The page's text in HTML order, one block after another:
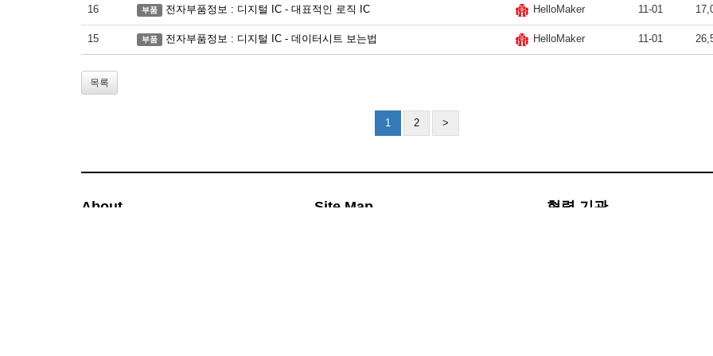
16 부품 전자부품정보 : 디지털 IC - 대표적인 로직 IC HelloMaker 11-01
15 부품 전자부품정보 : 디지털 IC - 데이터시트 보는법 HelloMaker 11-01
목록
1 2 >
About Site Map 협력 기관